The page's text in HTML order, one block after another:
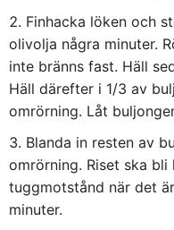
Finhacka löken och
olivolja några minuter.
inte bränns fast. Häll
Häll därefter i 1/3 av
omrörning. Låt
Blanda in resten av
omrörning. Riset ska
tuggmotstånd när det
minuter.